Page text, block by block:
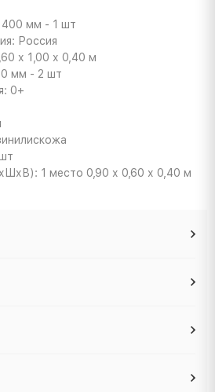
400 мм - 1 шт
Россия
х 1,00 х 0,40 м
мм - 2 шт
0+
1 место 0,90 х 0,60 х 0,40 м